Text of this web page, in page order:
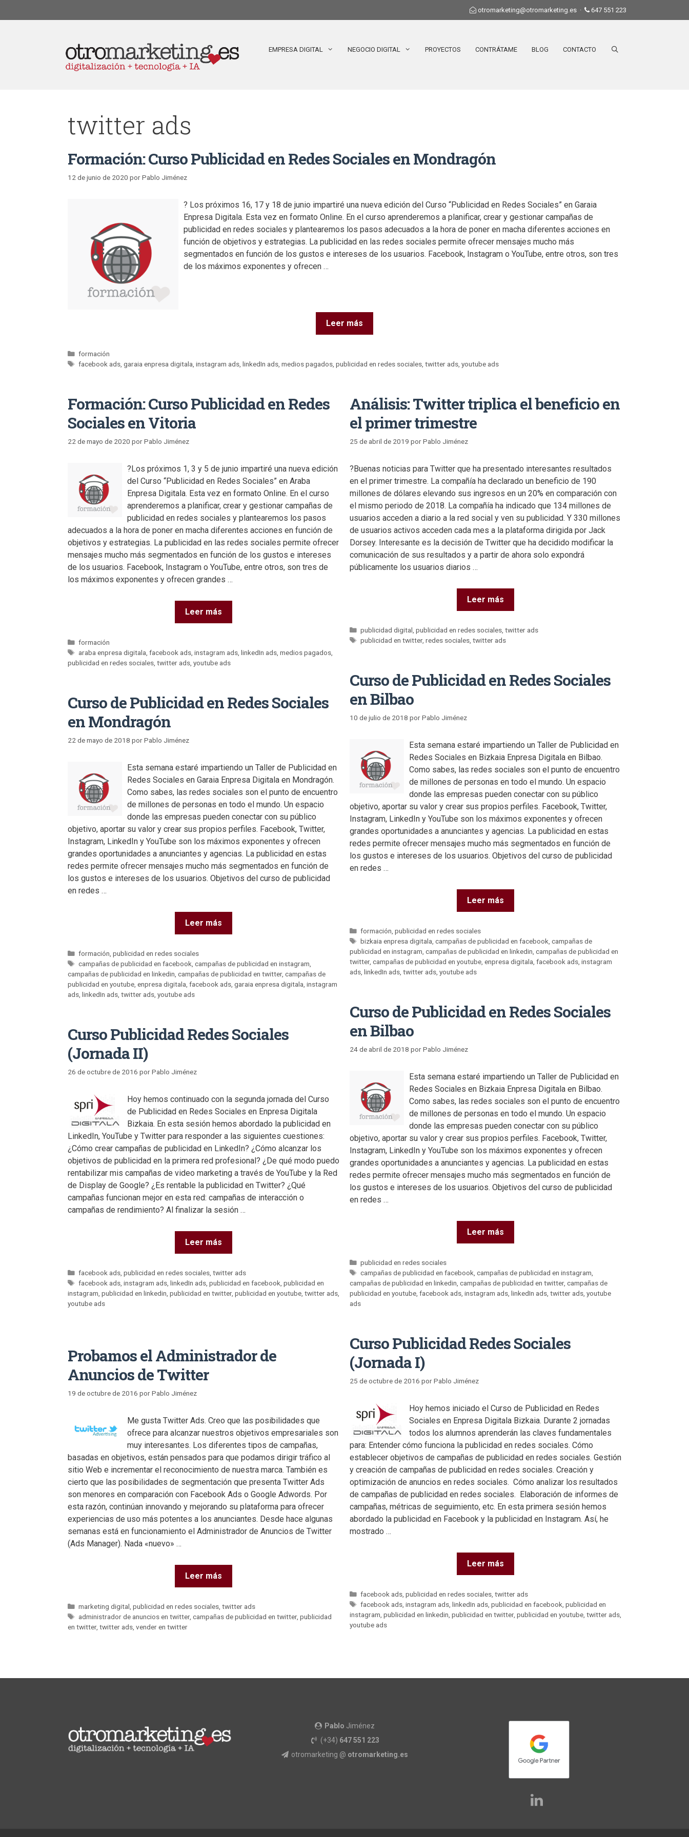
otromarketing@otromarketing.es · 647 551 223
EMPRESA DIGITAL NEGOCIO DIGITAL PROYECTOS CONTRÁTAME BLOG CONTACTO
twitter ads
Formación: Curso Publicidad en Redes Sociales en Mondragón
12 de junio de 2020 porPablo Jiménez
? Los próximos 16, 17 y 18 de junio impartiré una nueva edición del Curso “Publicidad en Redes Sociales” en Garaia
Enpresa Digitala. Esta vez en formato Online. En el curso aprenderemos a planificar, crear y gestionar campañas de
publicidad en redes sociales y plantearemos los pasos adecuados a la hora de poner en macha diferentes acciones en
función de objetivos y estrategias. La publicidad en las redes sociales permite ofrecer mensajes mucho más
segmentados en función de los gustos e intereses de los usuarios. Facebook, Instagram o YouTube, entre otros, son tres
de los máximos exponentes y ofrecen …
Leer más
formación
facebook ads ,garaia enpresa digitala ,instagram ads ,linkedIn ads ,medios pagados ,publicidad en redes sociales ,twitter ads ,youtube ads
Formación: Curso Publicidad en Redes
Sociales en Vitoria
22 de mayo de 2020 porPablo Jiménez
?Los próximos 1, 3 y 5 de junio impartiré una nueva edición
del Curso “Publicidad en Redes Sociales” en Araba
Enpresa Digitala. Esta vez en formato Online. En el curso
aprenderemos a planificar, crear y gestionar campañas de
publicidad en redes sociales y plantearemos los pasos
adecuados a la hora de poner en macha diferentes acciones en función de
objetivos y estrategias. La publicidad en las redes sociales permite ofrecer
mensajes mucho más segmentados en función de los gustos e intereses
de los usuarios. Facebook, Instagram o YouTube, entre otros, son tres de
los máximos exponentes y ofrecen grandes …
Leer más
formación
araba enpresa digitala ,facebook ads ,instagram ads ,linkedIn ads ,medios pagados
publicidad en redes sociales twitter ads youtube ads
Análisis: Twitter triplica el beneficio en
el primer trimestre
25 de abril de 2019 porPablo Jiménez
?Buenas noticias para Twitter que ha presentado interesantes resultados
en el primer trimestre. La compañía ha declarado un beneficio de 190
millones de dólares elevando sus ingresos en un 20% en comparación con
el mismo periodo de 2018. La compañía ha indicado que 134 millones de
usuarios acceden a diario a la red social y ven su publicidad. Y 330 millones
de usuarios activos acceden cada mes a la plataforma dirigida por Jack
Dorsey. Interesante es la decisión de Twitter que ha decidido modificar la
comunicación de sus resultados y a partir de ahora solo expondrá
públicamente los usuarios diarios …
Leer más
publicidad digital ,publicidad en redes sociales ,twitter ads
publicidad en twitter,redes sociales ,twitter ads
Curso de Publicidad en Redes Sociales
en Bilbao
10 de julio de 2018 porPablo Jiménez
Esta semana estaré impartiendo un Taller de Publicidad en
Redes Sociales en Bizkaia Enpresa Digitala en Bilbao.
Como sabes, las redes sociales son el punto de encuentro
de millones de personas en todo el mundo. Un espacio
donde las empresas pueden conectar con su público
objetivo, aportar su valor y crear sus propios perfiles. Facebook, Twitter,
Instagram, LinkedIn y YouTube son los máximos exponentes y ofrecen
grandes oportunidades a anunciantes y agencias. La publicidad en estas
redes permite ofrecer mensajes mucho más segmentados en función de
los gustos e intereses de los usuarios. Objetivos del curso de publicidad
en redes …
Leer más
formación ,publicidad en redes sociales
bizkaia enpresa digitala ,campañas de publicidad en facebook ,campañas de
publicidad en instagram campañas de publicidad en linkedin campañas de publicidad en
twitter, campañas de publicidad en youtube enpresa digitala facebook ads instagram
ads linkedIn ads twitter ads youtube ads
Curso de Publicidad en Redes Sociales
en Mondragón
22 de mayo de 2018 porPablo Jiménez
Esta semana estaré impartiendo un Taller de Publicidad en
Redes Sociales en Garaia Enpresa Digitala en Mondragón.
Como sabes, las redes sociales son el punto de encuentro
de millones de personas en todo el mundo. Un espacio
donde las empresas pueden conectar con su público
objetivo, aportar su valor y crear sus propios perfiles. Facebook, Twitter,
Instagram, LinkedIn y YouTube son los máximos exponentes y ofrecen
grandes oportunidades a anunciantes y agencias. La publicidad en estas
redes permite ofrecer mensajes mucho más segmentados en función de
los gustos e intereses de los usuarios. Objetivos del curso de publicidad
en redes …
Leer más
formación ,publicidad en redes sociales
campañas de publicidad en facebook ,campañas de publicidad en instagram
campañas de publicidad en linkedin campañas de publicidad en twitter, campañas de
publicidad en youtube enpresa digitala facebook ads garaia enpresa digitala instagram
ads linkedIn ads twitter ads youtube ads
Curso de Publicidad en Redes Sociales
en Bilbao
24 de abril de 2018 porPablo Jiménez
Esta semana estaré impartiendo un Taller de Publicidad en
Redes Sociales en Bizkaia Enpresa Digitala en Bilbao.
Como sabes, las redes sociales son el punto de encuentro
de millones de personas en todo el mundo. Un espacio
donde las empresas pueden conectar con su público
objetivo, aportar su valor y crear sus propios perfiles. Facebook, Twitter,
Instagram, LinkedIn y YouTube son los máximos exponentes y ofrecen
grandes oportunidades a anunciantes y agencias. La publicidad en estas
redes permite ofrecer mensajes mucho más segmentados en función de
los gustos e intereses de los usuarios. Objetivos del curso de publicidad
en redes …
Leer más
publicidad en redes sociales
campañas de publicidad en facebook ,campañas de publicidad en instagram
campañas de publicidad en linkedin campañas de publicidad en twitter, campañas de
publicidad en youtube facebook ads instagram ads linkedIn ads twitter ads youtube
ads
Curso Publicidad Redes Sociales
(Jornada II)
26 de octubre de 2016 porPablo Jiménez
Hoy hemos continuado con la segunda jornada del Curso
de Publicidad en Redes Sociales en Enpresa Digitala
Bizkaia. En esta sesión hemos abordado la publicidad en
LinkedIn, YouTube y Twitter para responder a las siguientes cuestiones:
¿Cómo crear campañas de publicidad en LinkedIn? ¿Cómo alcanzar los
objetivos de publicidad en la primera red profesional? ¿De qué modo puedo
rentabilizar mis campañas de video marketing a través de YouTube y la Red
de Display de Google? ¿Es rentable la publicidad en Twitter? ¿Qué
campañas funcionan mejor en esta red: campañas de interacción o
campañas de rendimiento? Al finalizar la sesión …
Leer más
facebook ads ,publicidad en redes sociales ,twitter ads
facebook ads ,instagram ads ,linkedIn ads ,publicidad en facebook ,publicidad en
instagram publicidad en linkedin publicidad en twitter, publicidad en youtube twitter ads
youtube ads
Curso Publicidad Redes Sociales
(Jornada I)
25 de octubre de 2016 porPablo Jiménez
Hoy hemos iniciado el Curso de Publicidad en Redes
Sociales en Enpresa Digitala Bizkaia. Durante 2 jornadas
todos los alumnos aprenderán las claves fundamentales
para: Entender cómo funciona la publicidad en redes sociales. Cómo
establecer objetivos de campañas de publicidad en redes sociales. Gestión
y creación de campañas de publicidad en redes sociales. Creación y
optimización de anuncios en redes sociales. Cómo analizar los resultados
de campañas de publicidad en redes sociales. Elaboración de informes de
campañas, métricas de seguimiento, etc. En esta primera sesión hemos
abordado la publicidad en Facebook y la publicidad en Instagram. Así, he
mostrado …
Leer más
facebook ads ,publicidad en redes sociales ,twitter ads
facebook ads ,instagram ads ,linkedIn ads ,publicidad en facebook ,publicidad en
instagram publicidad en linkedin publicidad en twitter, publicidad en youtube twitter ads
youtube ads
Probamos el Administrador de
Anuncios de Twitter
19 de octubre de 2016 porPablo Jiménez
Me gusta Twitter Ads. Creo que las posibilidades que
ofrece para alcanzar nuestros objetivos empresariales son
muy interesantes. Los diferentes tipos de campañas,
basadas en objetivos, están pensados para que podamos dirigir tráfico al
sitio Web e incrementar el reconocimiento de nuestra marca. También es
cierto que las posibilidades de segmentación que presenta Twitter Ads
son menores en comparación con Facebook Ads o Google Adwords. Por
esta razón, continúan innovando y mejorando su plataforma para ofrecer
experiencias de uso más potentes a los anunciantes. Desde hace algunas
semanas está en funcionamiento el Administrador de Anuncios de Twitter
(Ads Manager). Nada «nuevo» …
Leer más
marketing digital ,publicidad en redes sociales ,twitter ads
administrador de anuncios en twitter,campañas de publicidad en twitter,publicidad
en twitter, twitter ads vender en twitter
Pablo Jiménez
(+34) 647 551 223
otromarketing @ otromarketing.es